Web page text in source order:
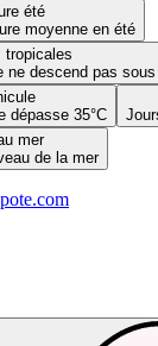
été
moyenne en été
tropicales
ne descend pas sous
dépasse 35°C
mer
de la mer